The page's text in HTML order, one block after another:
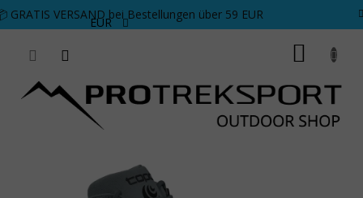
Zum Inhalt springen
GRATIS VERSAND bei Bestellungen über 59 EUR
EUR